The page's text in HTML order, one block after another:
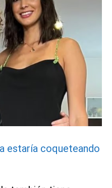
estaría coqueteando